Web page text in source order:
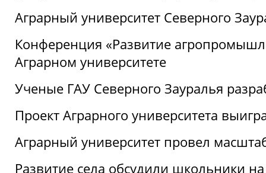
Аграрный университет Северного
Конференция «Развитие
Аграрном университете
Ученые ГАУ Северного Зауралья
Проект Аграрного университета
Аграрный университет провел
Развитие села обсудили школьники